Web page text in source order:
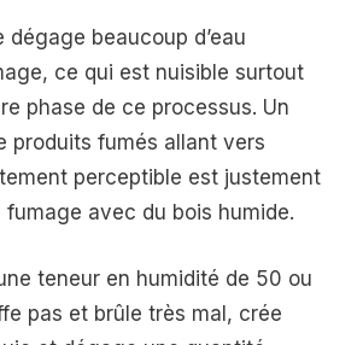
dégage beaucoup d’eau
ce qui est nuisible surtout
phase de ce processus. Un
produits fumés allant vers
perceptible est justement
fumage avec du bois humide.
teneur en humidité de 50 ou
pas et brûle très mal, crée